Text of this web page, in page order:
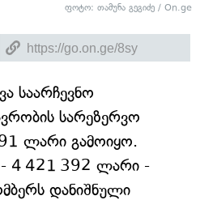
ფოტო: თამუნა გეგიძე / On.ge
საარჩევნო
სარეზერვო
ლარი გამოიყო.
- 4 421 392 ლარი -
დანიშნული